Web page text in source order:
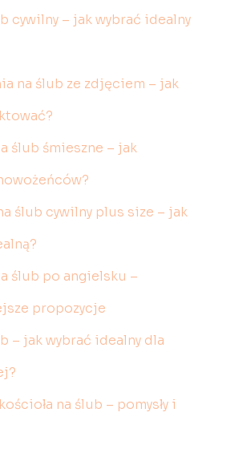
cywilny – jak wybrać idealny
na ślub ze zdjęciem – jak
ślub śmieszne – jak
ślub cywilny plus size – jak
ślub po angielsku –
propozycje
– jak wybrać idealny dla
na ślub – pomysły i